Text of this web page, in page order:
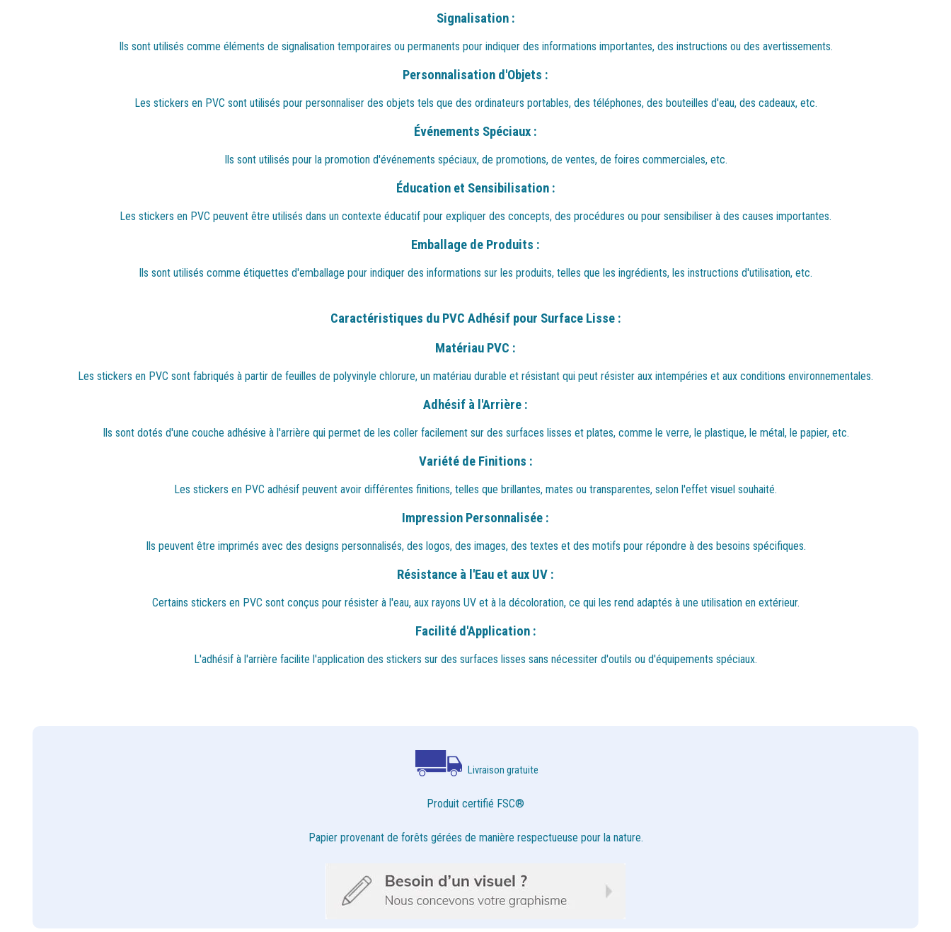
Signalisation :
Ils sont utilisés comme éléments de signalisation temporaires ou permanents pour indiquer des informations importantes, des instructions ou des avertissements.
Personnalisation d'Objets :
Les stickers en PVC sont utilisés pour personnaliser des objets tels que des ordinateurs portables, des téléphones, des bouteilles d'eau, des cadeaux, etc.
Événements Spéciaux :
Ils sont utilisés pour la promotion d'événements spéciaux, de promotions, de ventes, de foires commerciales, etc.
Éducation et Sensibilisation :
Les stickers en PVC peuvent être utilisés dans un contexte éducatif pour expliquer des concepts, des procédures ou pour sensibiliser à des causes importantes.
Emballage de Produits :
Ils sont utilisés comme étiquettes d'emballage pour indiquer des informations sur les produits, telles que les ingrédients, les instructions d'utilisation, etc.
Caractéristiques du PVC Adhésif pour Surface Lisse :
Matériau PVC :
Les stickers en PVC sont fabriqués à partir de feuilles de polyvinyle chlorure, un matériau durable et résistant qui peut résister aux intempéries et aux conditions environnementales.
Adhésif à l'Arrière :
Ils sont dotés d'une couche adhésive à l'arrière qui permet de les coller facilement sur des surfaces lisses et plates, comme le verre, le plastique, le métal, le papier, etc.
Variété de Finitions :
Les stickers en PVC adhésif peuvent avoir différentes finitions, telles que brillantes, mates ou transparentes, selon l'effet visuel souhaité.
Impression Personnalisée :
Ils peuvent être imprimés avec des designs personnalisés, des logos, des images, des textes et des motifs pour répondre à des besoins spécifiques.
Résistance à l'Eau et aux UV :
Certains stickers en PVC sont conçus pour résister à l'eau, aux rayons UV et à la décoloration, ce qui les rend adaptés à une utilisation en extérieur.
Facilité d'Application :
L'adhésif à l'arrière facilite l'application des stickers sur des surfaces lisses sans nécessiter d'outils ou d'équipements spéciaux.
Livraison gratuite
Produit certifié FSC®
Papier provenant de forêts gérées de manière respectueuse pour la nature.